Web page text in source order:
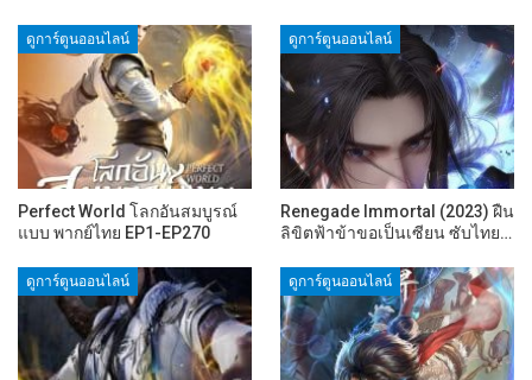
ดูการ์ตูนออนไลน์
Perfect World โลกอันสมบูรณ์
แบบ พากย์ไทย EP1-EP270
ดูการ์ตูนออนไลน์
Renegade Immortal (2023) ฝืน
ลิขิตฟ้าข้าขอเป็นเซียน ซับไทย…
ดูการ์ตูนออนไลน์ ดูการ์ตูนออนไลน์